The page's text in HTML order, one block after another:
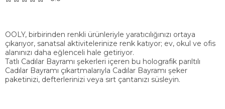
OOLY, birbirinden renkli ürünleriyle yaratıcılığınızı ortaya
çıkarıyor, sanatsal aktivitelerinize renk katıyor; ev, okul ve ofis
alanınızı daha eğlenceli hale getiriyor.
Tatlı Cadılar Bayramı şekerleri içeren bu holografik parıltılı
Cadılar Bayramı çıkartmalarıyla Cadılar Bayramı şeker
paketinizi, defterlerinizi veya sırt çantanızı süsleyin.